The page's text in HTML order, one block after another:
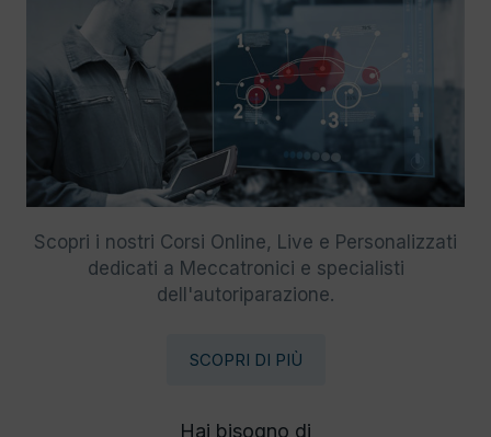
Scopri i nostri Corsi Online, Live e Personalizzati
dedicati a Meccatronici e specialisti
dell'autoriparazione.
SCOPRI DI PIÙ
Hai bisogno di